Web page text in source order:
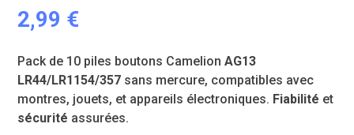
2,99 €
Pack de 10 piles boutons CamelionAG13
LR44/LR1154/357 sans mercure, compatibles avec
montres, jouets, et appareils électroniques. Fiabilité et
sécurité assurées.